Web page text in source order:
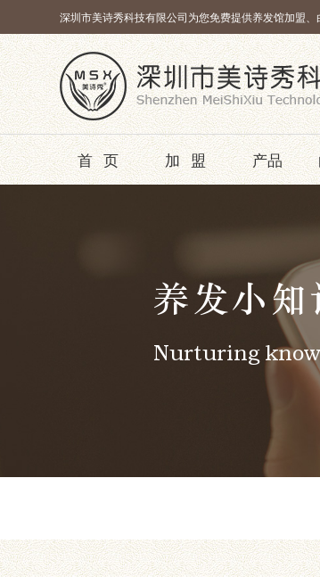
深圳市美诗秀科技有限公司为您免费提供养发馆加盟
首页 加盟 产品
养发小知
Nurturing